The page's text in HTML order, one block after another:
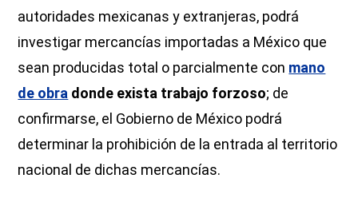
autoridades mexicanas y extranjeras, podrá
investigar mercancías importadas a México que
sean producidas total o parcialmente con mano
de obra donde exista trabajo forzoso; de
confirmarse, el Gobierno de México podrá
determinar la prohibición de la entrada al territorio
nacional de dichas mercancías.